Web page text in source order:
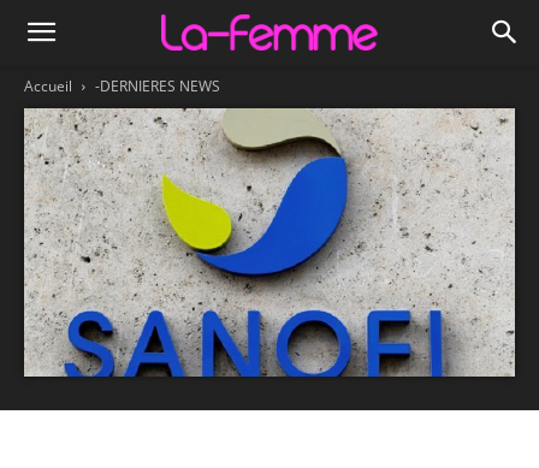
Accueil -DERNIERES NEWS